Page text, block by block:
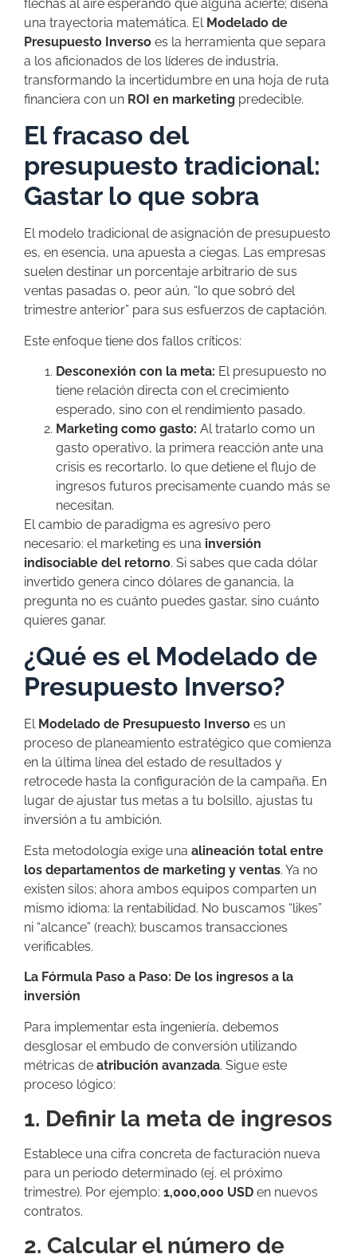
flechas al aire esperando que alguna acierte; diseña
una trayectoria matemática. El Modelado de
Presupuesto Inverso es la herramienta que separa
a los aficionados de los líderes de industria,
transformando la incertidumbre en una hoja de ruta
financiera con un ROI en marketing predecible.
El fracaso del
presupuesto tradicional:
Gastar lo que sobra
El modelo tradicional de asignación de presupuesto
es, en esencia, una apuesta a ciegas. Las empresas
suelen destinar un porcentaje arbitrario de sus
ventas pasadas o, peor aún, “lo que sobró del
trimestre anterior” para sus esfuerzos de captación.
Este enfoque tiene dos fallos críticos:
Desconexión con la meta: El presupuesto no
tiene relación directa con el crecimiento
esperado, sino con el rendimiento pasado.
Marketing como gasto: Al tratarlo como un
gasto operativo, la primera reacción ante una
crisis es recortarlo, lo que detiene el flujo de
ingresos futuros precisamente cuando más se
necesitan.
El cambio de paradigma es agresivo pero
necesario: el marketing es una inversión
indisociable del retorno. Si sabes que cada dólar
invertido genera cinco dólares de ganancia, la
pregunta no es cuánto puedes gastar, sino cuánto
quieres ganar.
¿Qué es el Modelado de
Presupuesto Inverso?
El Modelado de Presupuesto Inverso es un
proceso de planeamiento estratégico que comienza
en la última línea del estado de resultados y
retrocede hasta la configuración de la campaña. En
lugar de ajustar tus metas a tu bolsillo, ajustas tu
inversión a tu ambición.
Esta metodología exige una alineación total entre
los departamentos de marketing y ventas. Ya no
existen silos; ahora ambos equipos comparten un
mismo idioma: la rentabilidad. No buscamos “likes”
ni “alcance” (reach); buscamos transacciones
verificables.
La Fórmula Paso a Paso: De los ingresos a la
inversión
Para implementar esta ingeniería, debemos
desglosar el embudo de conversión utilizando
métricas de atribución avanzada. Sigue este
proceso lógico:
1. Definir la meta de ingresos
Establece una cifra concreta de facturación nueva
para un periodo determinado (ej. el próximo
trimestre). Por ejemplo: 1,000,000 USD en nuevos
contratos.
2. Calcular el número de